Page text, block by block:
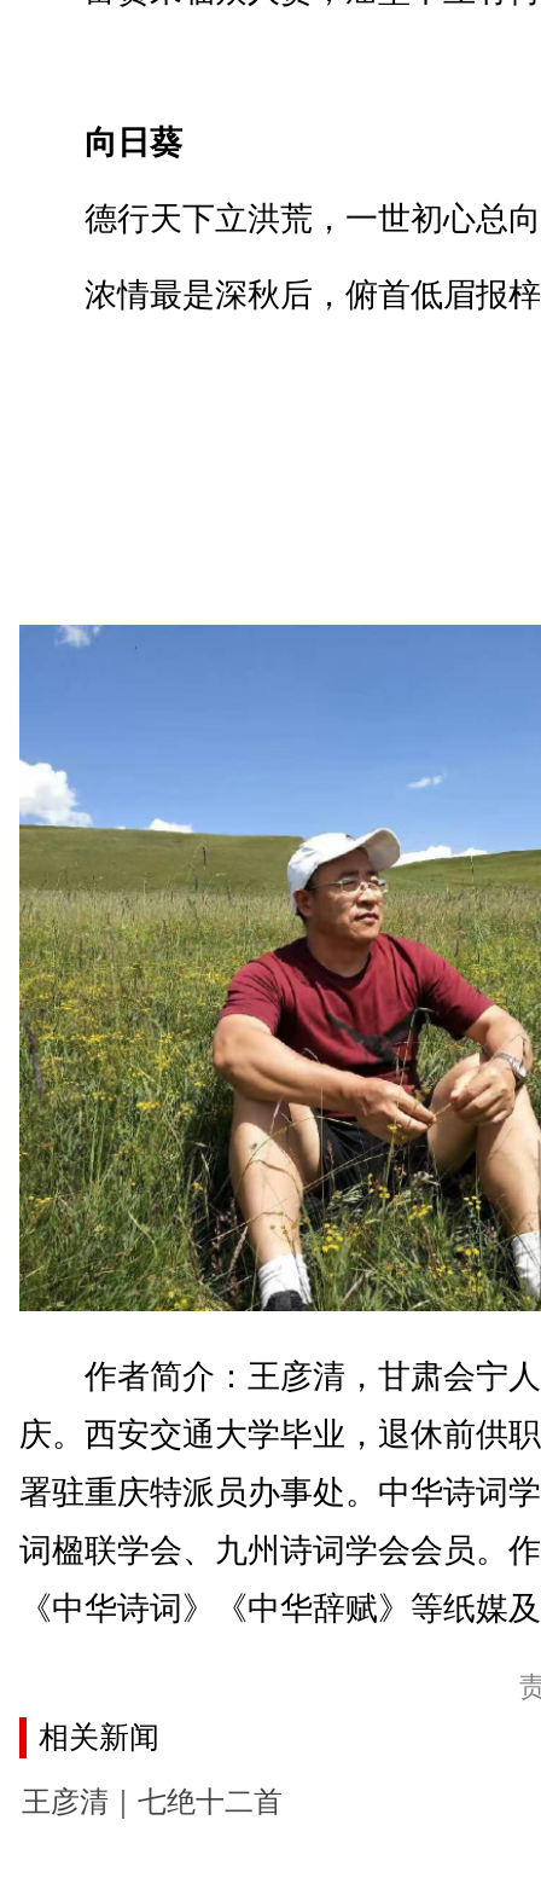
向日葵
德行天下立洪荒，一世初心总
浓情最是深秋后，俯首低眉报
作者简介：王彦清，甘肃会宁人
庆。西安交通大学毕业，退休前供
署驻重庆特派员办事处。中华诗词
词楹联学会、九州诗词学会会员。
《中华诗词》《中华辞赋》等纸媒
相关新闻
王彦清｜七绝十二首